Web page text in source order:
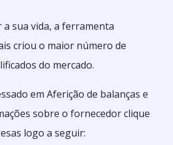
sua vida, a ferramenta
criou o maior número de
do mercado.
em Aferição de balanças e
sobre o fornecedor clique
logo a seguir: